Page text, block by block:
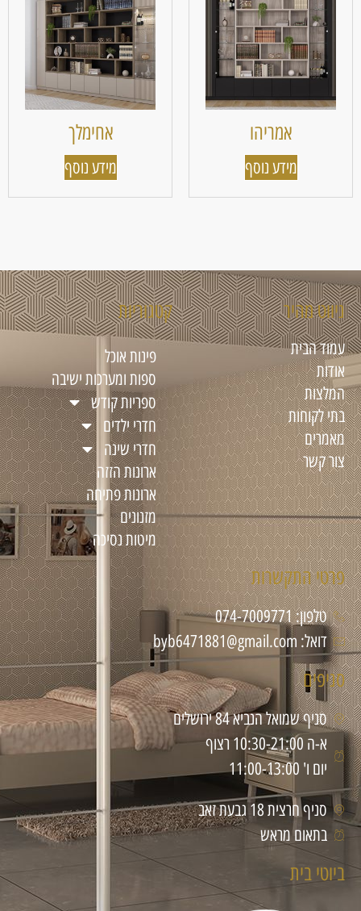
אמריהו
מידע נוסף
אחימלך
מידע נוסף
ניווט מהיר
עמוד הבית
אודות
המלצות
בתי לקוחות
מאמרים
צור קשר
קטגוריות
פינות אוכל
ספות ומערכות ישיבה
ספריות קודש
חדרי ילדים
חדרי שינה
ארונות הזזה
ארונות פתיחה
מזנונים
מיטות נסיכה
פרטי התקשרות
טלפון: 074-7009771
דואל: byb6471881@gmail.com
סניפים
סניף שמואל הנביא 84 ירושלים
א-ה 10:30-21:00 רצוף
יום ו' 11:00-13:00
סניף חרצית 18 גבעת זאב
בתאום מראש
ביוטי בית